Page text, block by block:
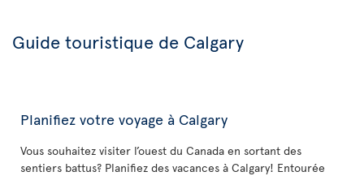
Guide touristique de Calgary
Planifiez votre voyage à Calgary
Vous souhaitez visiter l’ouest du Canada en sortant des
sentiers battus? Planifiez des vacances à Calgary! Entourée